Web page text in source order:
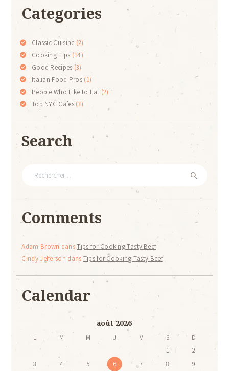
Categories
Classic Cuisine (2)
Cooking Tips (14)
Good Recipes (3)
Italian Food Pros (1)
People Who Like to Eat (2)
Top NYC Cafes(3)
Search
Comments
Adam Brown dansTips for Cooking Tasty Beef
Cindy Jefferson dans Tips for Cooking Tasty Beef
Calendar
août 2026
L M M J V S
D
1
2
3
4 5 6 7 8
9